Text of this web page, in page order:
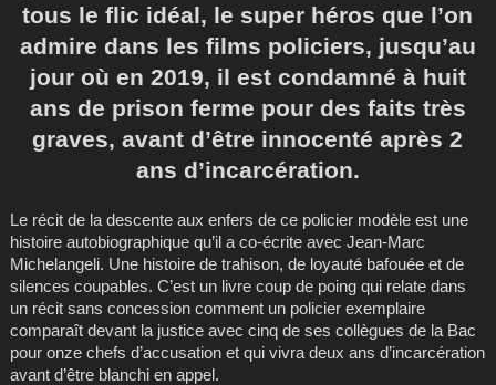
tous le flic idéal, le super héros que l’on
admire dans les films policiers, jusqu’au
jour où en 2019, il est condamné à huit
ans de prison ferme pour des faits très
graves, avant d’être innocenté après 2
ans d’incarcération.
Le récit de la descente aux enfers de ce policier modèle est une
histoire autobiographique qu’il a co-écrite avec Jean-Marc
Michelangeli. Une histoire de trahison, de loyauté bafouée et de
silences coupables. C’est un livre coup de poing qui relate dans
un récit sans concession comment un policier exemplaire
comparaît devant la justice avec cinq de ses collègues de la Bac
pour onze chefs d’accusation et qui vivra deux ans d’incarcération
avant d’être blanchi en appel.